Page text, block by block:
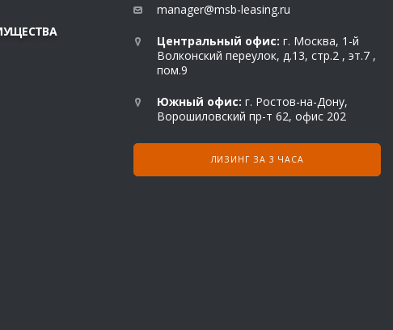
manager@msb-leasing.ru
Центральный офис: г. Москва, 1-й
Волконский переулок, д.13, стр.2 , эт.7 ,
пом.9
Южный офис: г. Ростов-на-Дону,
Ворошиловский пр-т 62, офис 202
ЛИЗИНГ ЗА 3 ЧАСА